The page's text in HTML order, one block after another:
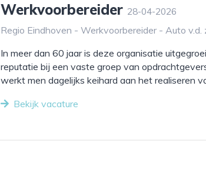
Werkvoorbereider 28-04-2026
Regio Eindhoven - Werkvoorbereider - Auto
In meer dan 60 jaar is deze organisatie
reputatie bij een vaste groep van
werkt men dagelijks keihard aan het realiseren
Bekijk vacature